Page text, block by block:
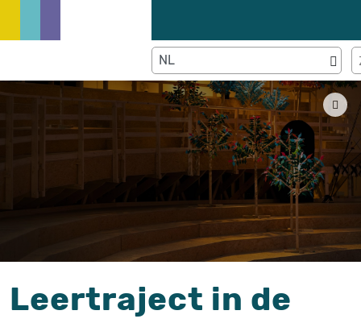
Leertraject in de